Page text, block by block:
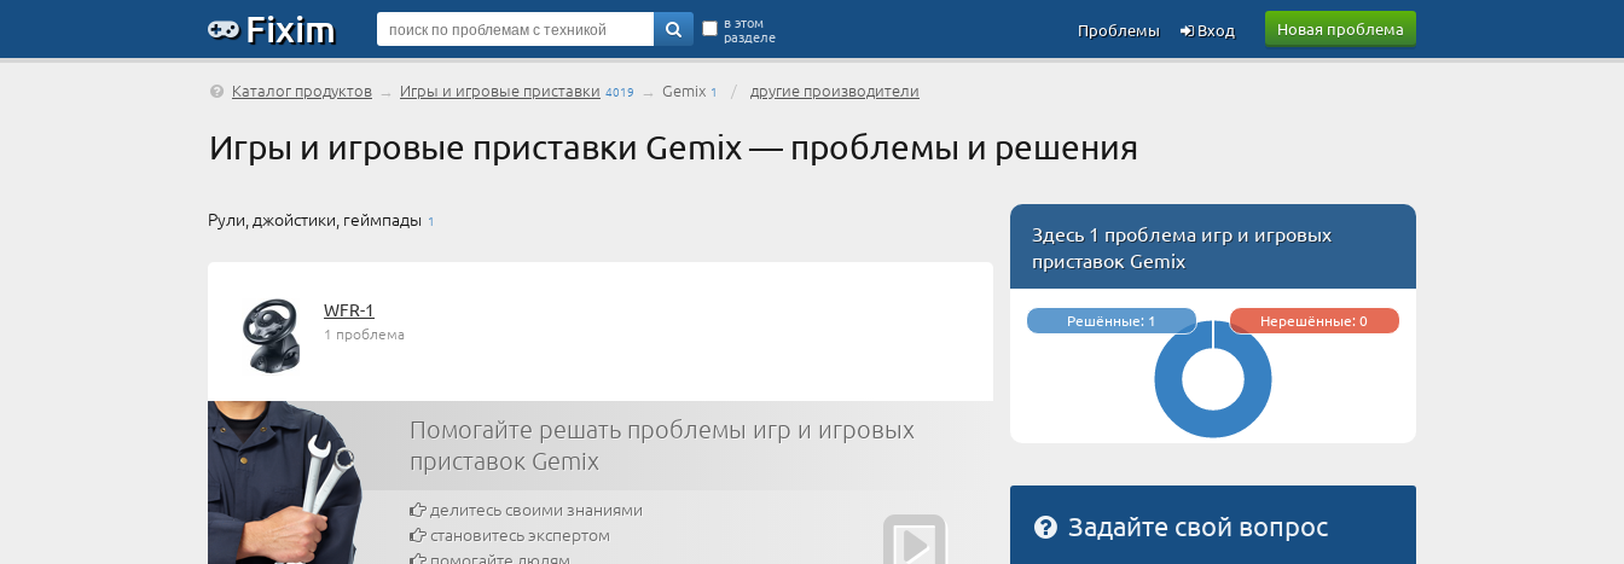
Fixim Новая проблема
в этом
разделе Вход
Проблемы
Каталог продуктов → Игры и игровые приставки 4019 → Gemix 1 / другие производители
Игры и игровые приставки Gemix — проблемы и решения
Рули, джойстики, геймпады 1
WFR-1
1 проблема
Помогайте решать проблемы игр и игровых
приставок Gemix
делитесь своими знаниями
становитесь экспертом
помогайте людям
Здесь 1 проблема игр и игровых
приставок Gemix
Решённые: 1 Нерешённые: 0
Задайте свой вопрос